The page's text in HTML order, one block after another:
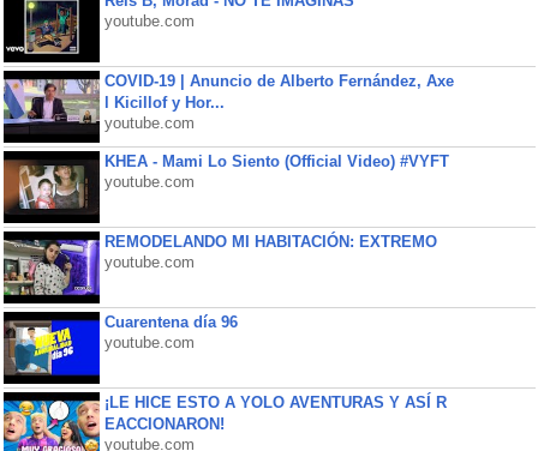
youtube.com
COVID-19 | Anuncio de Alberto Fernández, Axe
l Kicillof y Hor...
youtube.com
KHEA - Mami Lo Siento (Official Video) #VYFT
youtube.com
REMODELANDO MI HABITACIÓN: EXTREMO
youtube.com
Cuarentena día 96
youtube.com
¡LE HICE ESTO A YOLO AVENTURAS Y ASÍ R
EACCIONARON!
youtube.com